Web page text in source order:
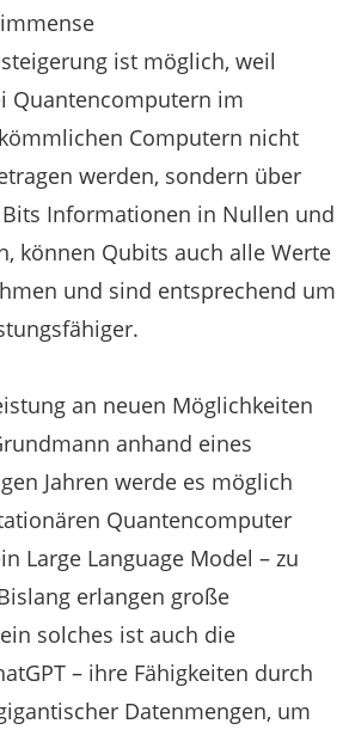
ist möglich, weil
Quantencomputern im
Computern nicht
werden, sondern über
Informationen in Nullen und
können Qubits auch alle Werte
und sind entsprechend um
an neuen Möglichkeiten
anhand eines
Jahren werde es möglich
Quantencomputer
Large Language Model – zu
erlangen große
solches ist auch die
– ihre Fähigkeiten durch
Datenmengen, um